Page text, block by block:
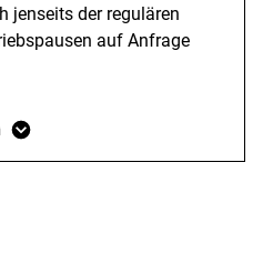
wie Winter geöffnet und ist ein
Firmenausflüge
jenseits der regulären
auf Anfrage